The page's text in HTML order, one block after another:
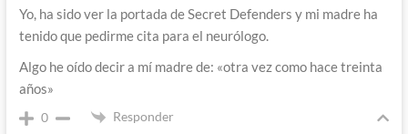
Yo, ha sido ver la portada de Secret Defenders y mi madre ha
tenido que pedirme cita para el neurólogo.
Algo he oído decir a mí madre de: «otra vez como hace treinta
años»
0 Responder